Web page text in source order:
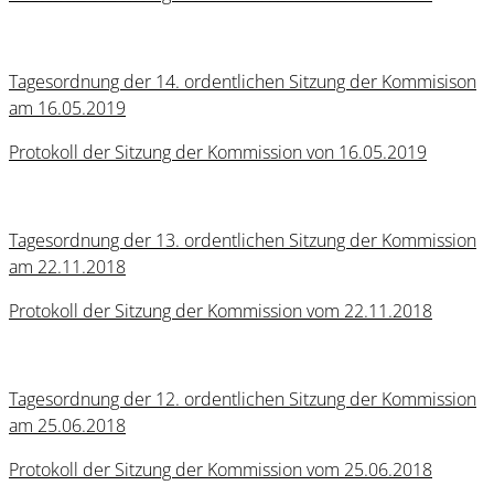
Tagesordnung der 14. ordentlichen Sitzung der Kommisison
am 16.05.2019
Protokoll der Sitzung der Kommission von 16.05.2019
Tagesordnung der 13. ordentlichen Sitzung der Kommission
am 22.11.2018
Protokoll der Sitzung der Kommission vom 22.11.2018
Tagesordnung der 12. ordentlichen Sitzung der Kommission
am 25.06.2018
Protokoll der Sitzung der Kommission vom 25.06.2018